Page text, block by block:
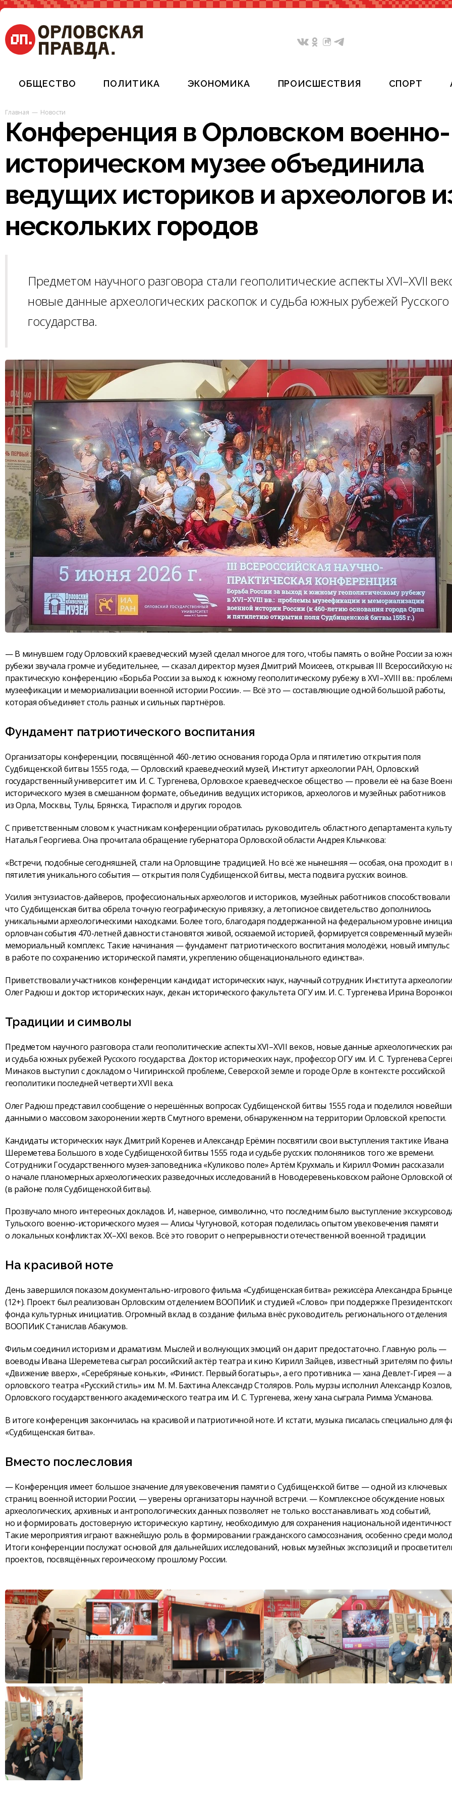
ОБЩЕСТВО ПОЛИТИКА ЭКОНОМИКА ПРОИСШЕСТВИЯ СПОРТ
Главная Новости
Конференция в Орловском военно-
историческом музее объединила
ведущих историков и археологов
нескольких городов
Предметом научного разговора стали геополитические аспекты XVI–XVII
новые данные археологических раскопок и судьба южных рубежей Русского
государства.
— В минувшем году Орловский краеведческий музей сделал многое для того, чтобы память о войне России за
рубежи звучала громче и убедительнее, — сказал директор музея Дмитрий Моисеев, открывая III Всероссийскую
практическую конференцию «Борьба России за выход к южному геополитическому рубежу в XVI–XVIII вв.:
музеефикации и мемориализации военной истории России». — Всё это — составляющие одной большой работы,
которая объединяет столь разных и сильных партнёров.
Фундамент патриотического воспитания
Организаторы конференции, посвящённой 460-летию основания города Орла и пятилетию открытия поля
Судбищенской битвы 1555 года, — Орловский краеведческий музей, Институт археологии РАН, Орловский
государственный университет им. И. С. Тургенева, Орловское краеведческое общество — провели её на базе
исторического музея в смешанном формате, объединив ведущих историков, археологов и музейных работников
из Орла, Москвы, Тулы, Брянска, Тирасполя и других городов.
С приветственным словом к участникам конференции обратилась руководитель областного департамента
Наталья Георгиева. Она прочитала обращение губернатора Орловской области Андрея Клычкова:
«Встречи, подобные сегодняшней, стали на Орловщине традицией. Но всё же нынешняя — особая, она проходит в
пятилетия уникального события — открытия поля Судбищенской битвы, места подвига русских воинов.
Усилия энтузиастов-дайверов, профессиональных археологов и историков, музейных работников способствовали
что Судбищенская битва обрела точную географическую привязку, а летописное свидетельство дополнилось
уникальными археологическими находками. Более того, благодаря поддержанной на федеральном уровне
орловчан события 470-летней давности становятся живой, осязаемой историей, формируется современный
мемориальный комплекс. Такие начинания — фундамент патриотического воспитания молодёжи, новый импульс
в работе по сохранению исторической памяти, укреплению общенационального единства».
Приветствовали участников конференции кандидат исторических наук, научный сотрудник Института
Олег Радюш и доктор исторических наук, декан исторического факультета ОГУ им. И. С. Тургенева Ирина
Традиции и символы
Предметом научного разговора стали геополитические аспекты XVI–XVII веков, новые данные археологических
и судьба южных рубежей Русского государства. Доктор исторических наук, профессор ОГУ им. И. С. Тургенева
Минаков выступил с докладом о Чигиринской проблеме, Северской земле и городе Орле в контексте российской
геополитики последней четверти XVII века.
Олег Радюш представил сообщение о нерешённых вопросах Судбищенской битвы 1555 года и поделился
данными о массовом захоронении жертв Смутного времени, обнаруженном на территории Орловской крепости.
Кандидаты исторических наук Дмитрий Коренев и Александр Ерёмин посвятили свои выступления тактике Ивана
Шереметева Большого в ходе Судбищенской битвы 1555 года и судьбе русских полоняников того же времени.
Сотрудники Государственного музея-заповедника «Куликово поле» Артём Крухмаль и Кирилл Фомин рассказали
о начале планомерных археологических разведочных исследований в Новодеревеньковском районе Орловской
(в районе поля Судбищенской битвы).
Прозвучало много интересных докладов. И, наверное, символично, что последним было выступление
Тульского военно-исторического музея — Алисы Чугуновой, которая поделилась опытом увековечения памяти
о локальных конфликтах XX–XXI веков. Всё это говорит о непрерывности отечественной военной традиции.
На красивой ноте
День завершился показом документально-игрового фильма «Судбищенская битва» режиссёра Александра
(12+). Проект был реализован Орловским отделением ВООПИиК и студией «Слово» при поддержке
фонда культурных инициатив. Огромный вклад в создание фильма внёс руководитель регионального отделения
ВООПИиК Станислав Абакумов.
Фильм соединил историзм и драматизм. Мыслей и волнующих эмоций он дарит предостаточно. Главную роль —
воеводы Ивана Шереметева сыграл российский актёр театра и кино Кирилл Зайцев, известный зрителям по
«Движение вверх», «Серебряные коньки», «Финист. Первый богатырь», а его противника — хана Девлет-Гирея —
орловского театра «Русский стиль» им. М. М. Бахтина Александр Столяров. Роль мурзы исполнил Александр
Орловского государственного академического театра им. И. С. Тургенева, жену хана сыграла Римма Усманова.
В итоге конференция закончилась на красивой и патриотичной ноте. И кстати, музыка писалась специально для
«Судбищенская битва».
Вместо послесловия
— Конференция имеет большое значение для увековечения памяти о Судбищенской битве — одной из ключевых
страниц военной истории России, — уверены организаторы научной встречи. — Комплексное обсуждение новых
археологических, архивных и антропологических данных позволяет не только восстанавливать ход событий,
но и формировать достоверную историческую картину, необходимую для сохранения национальной
Такие мероприятия играют важнейшую роль в формировании гражданского самосознания, особенно среди
Итоги конференции послужат основой для дальнейших исследований, новых музейных экспозиций и
проектов, посвящённых героическому прошлому России.